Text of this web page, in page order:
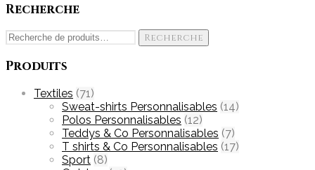
Recherche
Recherche
Recherche
Produits
Textiles (71)
Sweat-shirts Personnalisables (14)
Polos Personnalisables (12)
Teddys & Co Personnalisables (7)
T shirts & Co Personnalisables (17)
Sport (8)